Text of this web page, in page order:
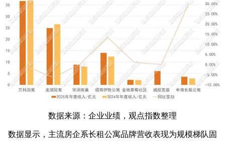
数据来源：企业业绩，观点指数整理
数据显示，主流房企系长租公寓品牌营收表现为规模梯队固